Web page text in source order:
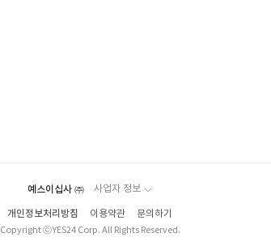
예스이십사 ㈜ 사업자 정보
개인정보처리방침 이용약관
문의하기
Copyright ⓒYES24 Corp. All Rights Reserved.